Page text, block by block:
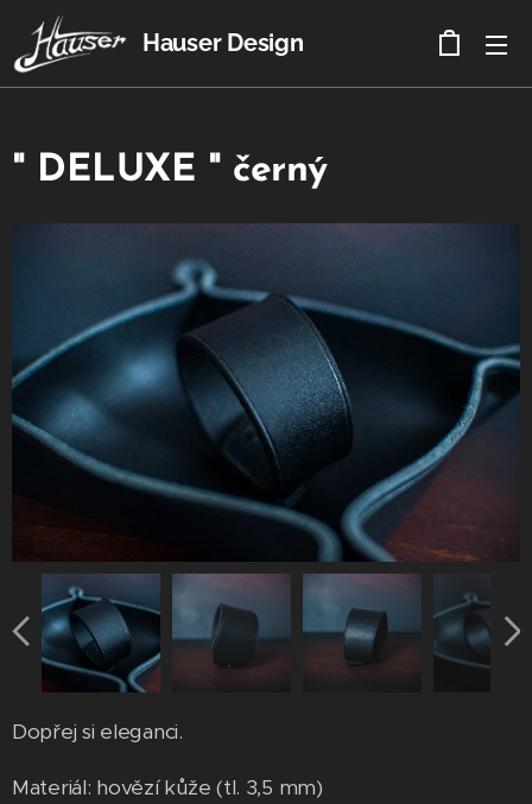
Hauser Design
" DELUXE " černý
Dopřej si eleganci.
Materiál: hovězí kůže (tl. 3,5 mm)